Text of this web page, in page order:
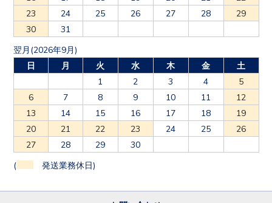
23
24 25 26 27 28
29
30
31
翌月(2026年9月)
日
月 火 水 木 金
土
1
2 3 4
5
6
7 8 9 10 11
12
13
14 15 16 17 18
19
20
21 22 23 24 25
26
27
28 29 30
( 発送業務休日)